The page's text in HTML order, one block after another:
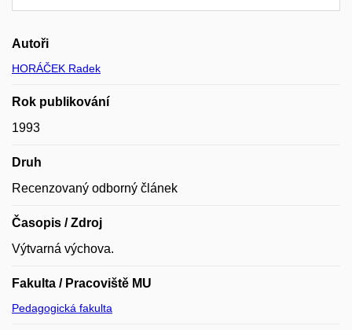
Autoři
HORÁČEK Radek
Rok publikování
1993
Druh
Recenzovaný odborný článek
Časopis / Zdroj
Výtvarná výchova.
Fakulta / Pracoviště MU
Pedagogická fakulta